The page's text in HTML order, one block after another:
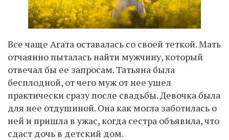
Все чаще Агата оставалась со своей теткой. Мать
отчаянно пыталась найти мужчину, который
отвечал бы ее запросам. Татьяна была
бесплодной, от чего муж от нее ушел
практически сразу после свадьбы. Девочка была
для нее отдушиной. Она как могла заботилась о
ней и пришла в ужас, когда сестра объявила, что
сдаст дочь в детский дом.